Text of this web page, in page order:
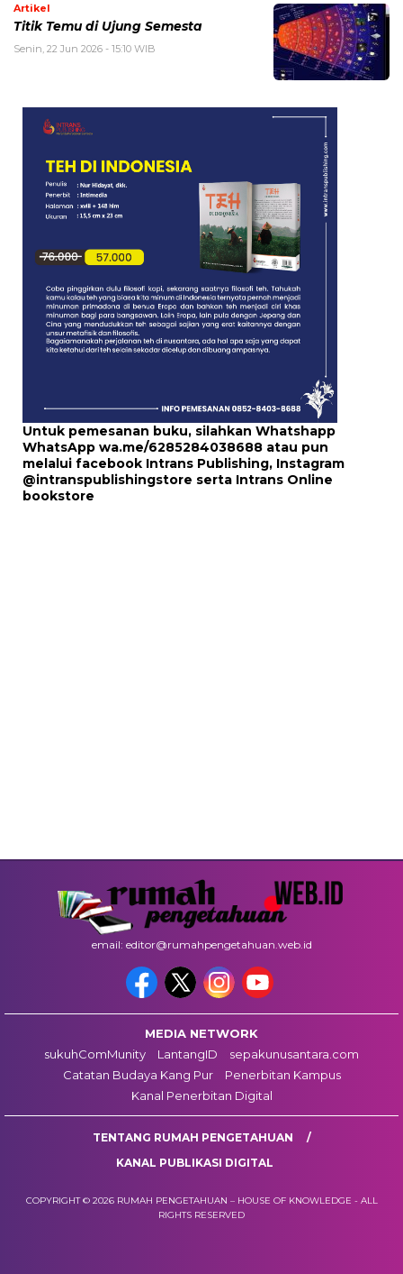
Artikel
Titik Temu di Ujung Semesta
Senin, 22 Jun 2026 - 15:10 WIB
Untuk pemesanan buku, silahkan Whatshapp
WhatsApp wa.me/6285284038688 atau pun
melalui facebook Intrans Publishing, Instagram
@intranspublishingstore serta Intrans Online
bookstore
email: editor@rumahpengetahuan.web.id
MEDIA NETWORK
sukuhComMunity
LantangID
sepakunusantara.com
Catatan Budaya Kang Pur
Penerbitan Kampus
Kanal Penerbitan Digital
TENTANG RUMAH PENGETAHUAN
KANAL PUBLIKASI DIGITAL
COPYRIGHT © 2026 RUMAH PENGETAHUAN – HOUSE OF KNOWLEDGE - ALL
RIGHTS RESERVED